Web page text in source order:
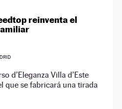
reinventa el
d’Eleganza Villa d’Este
que se fabricará una tirada